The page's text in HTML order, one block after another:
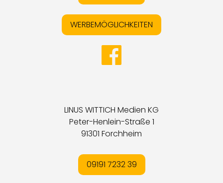
WERBEMÖGLICHKEITEN
LINUS WITTICH Medien KG
Peter-Henlein-Straße 1
91301 Forchheim
09191 7232 39